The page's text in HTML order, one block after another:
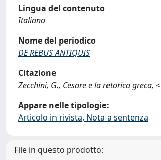
Lingua del contenuto
Italiano
Nome del periodico
DE REBUS ANTIQUIS
Citazione
Zecchini, G., Cesare e la retorica
Appare nelle tipologie:
Articolo in rivista, Nota a sentenza
File in questo prodotto: